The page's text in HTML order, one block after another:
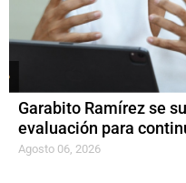
Garabito Ramírez se
evaluación para
Agosto 06, 2026